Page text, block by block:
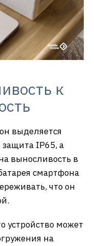
к
выделяется
защита IP65, а
выносливость в
смартфона
что он
устройство может
на